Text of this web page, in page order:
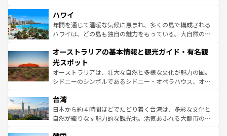
着のスイス情報は
のような巨大都市は、観光、ショッピング、エンターテイ
ンメントが詰まった刺激的なスポットだ。一方、アメリカ
西部には大自然が広がり、グランドキャニオンやイエロー
部のニューオーリンズでは、音楽と美食が融合した独特の
文化が魅力。旅行者はアメリカの各地域で異なる魅力を楽
しみながら、その多様性と豊かな歴史を感じることができ
るだろう。車でのロードトリップや列車の旅も、アメリカ
情報は
ハワイ
年間を通じて温暖な気候に恵まれ、多くの島で構成される
ハワイは、どの島も独自の魅力をもっている。大自然の神
ワイ島は見逃せない。また、定番の観光地といえばオアフ
島だが、静かな自然を求めるならマウイ島やカウアイ島が
おすすめ。エメラルドグリーンに輝く海をはじめ、豊かな
文化や歴史が息づいている。「アロハスピリット」と呼ば
人々、おいしいローカルフードやハワイアンミュージッ
ク、伝統的なフラダンスなど、すべてがハワイの魅力を彩
っている。訪れるたびに新しい発見と感動が待っているハ
はコンテンツ一覧
オーストラリアの基本情報と観光ガイド・有名観
光スポット
オーストラリアは、壮大な自然と多様な文化が魅力の国。
シドニーのシンボルであるシドニー・オペラハウス、オー
リアリーフや大陸中央部にそびえるウルル（エアーズロッ
ク）、タスマニアの美しい原生林やケアンズの熱帯雨林な
ど、見どころがたくさん。また、カフェやワイン、オージ
台湾
日本から約４時間ほどでたどり着く台湾は、多彩な文化と
自然が織りなす魅力的な観光地。活気あふれる大都市の台